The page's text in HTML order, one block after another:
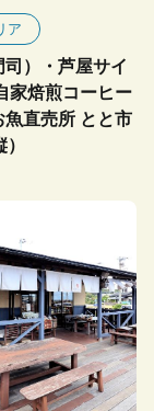
ア
）・芦屋サイ
家焙煎コーヒー
魚直売所 とと市